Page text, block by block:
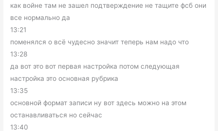
как войне там не зашел подтверждение не тащите фсб они
все нормально да
13:21
поменялся о всё чудесно значит теперь нам надо что
13:28
да вот это вот первая настройка потом следующая
настройка это основная рубрика
13:35
основной формат записи ну вот здесь можно на этом
останавливаться но сейчас
13:40